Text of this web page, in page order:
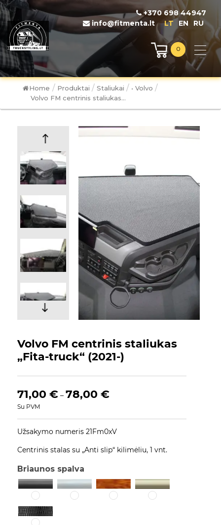
+370 698 44947
info@fitmenta.lt
LT EN RU
0
Home / Produktai / Staliukai / • Volvo /
Volvo FM centrinis staliukas...
Volvo FM centrinis staliukas
„Fita-truck“ (2021-)
71,00 € – 78,00 €
Su PVM
Užsakymo numeris 21Fm0xV
Centrinis stalas su „Anti slip“ kilimėliu, 1 vnt.
Briaunos spalva